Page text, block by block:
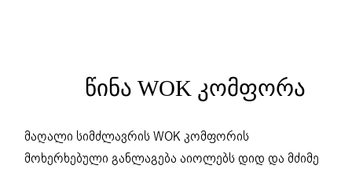
ᲬᲘᲜᲐ WOK ᲙᲝᲛᲤᲝᲠᲐ
მაღალი სიმძლავრის WOK კომფორის
მოხერხებული განლაგება აიოლებს დიდ და მძიმე